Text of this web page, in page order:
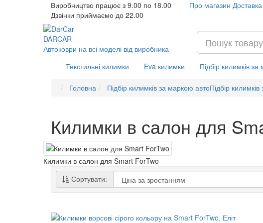
Виробництво працює з 9.00 по 18.00
Дзвінки приймаємо до 22.00
Про магазин
DARCAR
Автоковри на всі моделі від виробника
Текстильні килимки Eva килимки Підбір килимків
Головна Підбір килимків за маркою автоПідбір
Килимки в салон для
Килимки в салон для Smart ForTwo
Сортувати: